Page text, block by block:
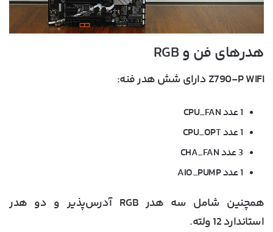
هدرهای فن و RGB
Z790-P WIFI دارای شش هدر فنه:
1 عدد CPU_FAN
1 عدد CPU_OPT
3 عدد CHA_FAN
1 عدد AIO_PUMP
همچنین شامل سه هدر RGB آدرس‌پذیر و دو هدر
استاندارد 12 ولته.